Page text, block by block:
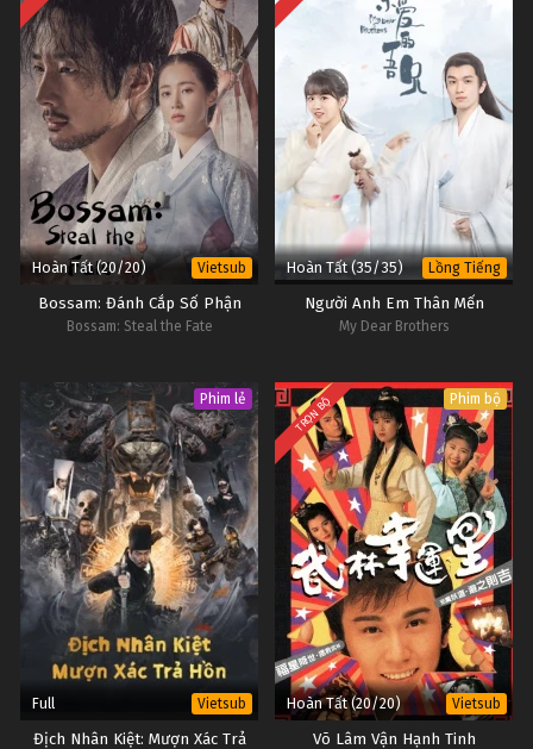
Hoàn Tất (20/20) Vietsub
Bossam: Đánh Cắp Số Phận
Bossam: Steal the Fate
Hoàn Tất (35/35) Lồng Tiếng
Người Anh Em Thân Mến
My Dear Brothers
Phim lẻ
Full Vietsub
Địch Nhân Kiệt: Mượn Xác Trả
TRỌN BỘ Phim bộ
Hoàn Tất (20/20) Vietsub
Võ Lâm Vận Hạnh Tinh